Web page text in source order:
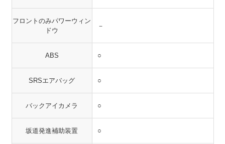
フロントのみパワーウィン
ドウ
－
ABS ○
SRSエアバッグ ○
バックアイカメラ ○
坂道発進補助装置 ○